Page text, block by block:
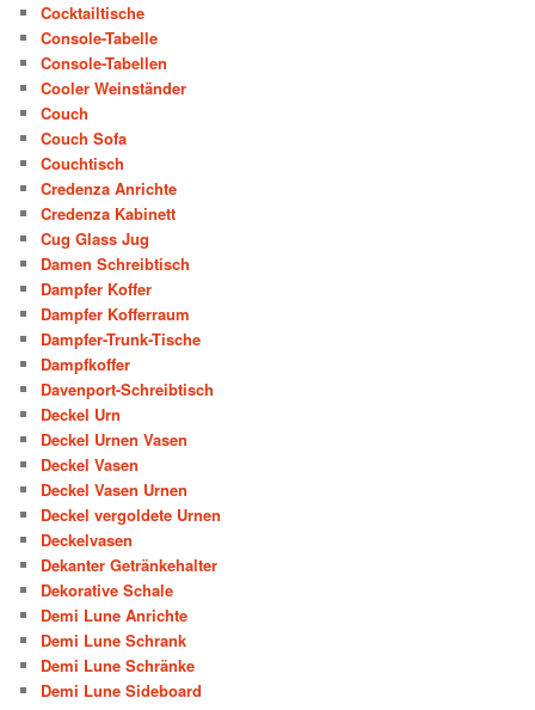
Cocktailtische
Console-Tabelle
Console-Tabellen
Cooler Weinständer
Couch
Couch Sofa
Couchtisch
Credenza Anrichte
Credenza Kabinett
Cug Glass Jug
Damen Schreibtisch
Dampfer Koffer
Dampfer Kofferraum
Dampfer-Trunk-Tische
Dampfkoffer
Davenport-Schreibtisch
Deckel Urn
Deckel Urnen Vasen
Deckel Vasen
Deckel Vasen Urnen
Deckel vergoldete Urnen
Deckelvasen
Dekanter Getränkehalter
Dekorative Schale
Demi Lune Anrichte
Demi Lune Schrank
Demi Lune Schränke
Demi Lune Sideboard